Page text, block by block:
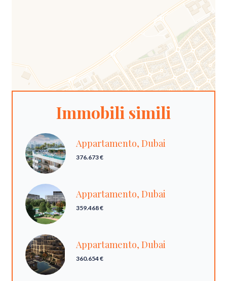
Immobili simili
Appartamento, Dubai
376.673 €
Appartamento, Dubai
359.468 €
Appartamento, Dubai
360.654 €